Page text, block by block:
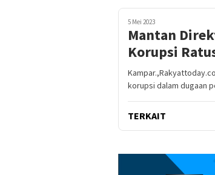
5 Mei 2023
Mantan
Korupsi
korupsi dalam dugaan
TERKAIT